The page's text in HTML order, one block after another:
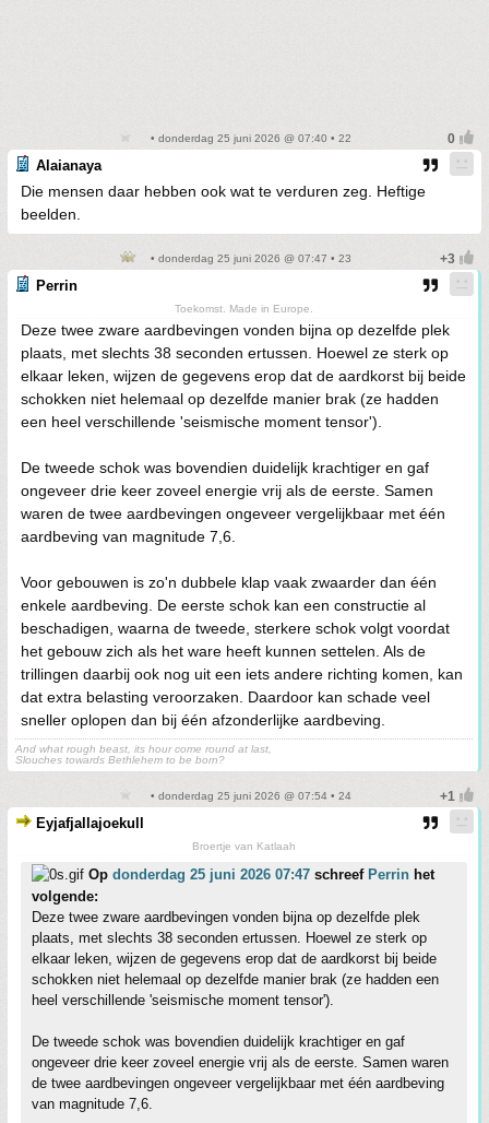
• donderdag 25 juni 2026 @ 07:40 • 22
Alaianaya
Die mensen daar hebben ook wat te verduren zeg. Heftige
beelden.
• donderdag 25 juni 2026 @ 07:47 • 23
Perrin
Toekomst. Made in Europe.
Deze twee zware aardbevingen vonden bijna op dezelfde plek
plaats, met slechts 38 seconden ertussen. Hoewel ze sterk op
elkaar leken, wijzen de gegevens erop dat de aardkorst bij beide
schokken niet helemaal op dezelfde manier brak (ze hadden
een heel verschillende 'seismische moment tensor').
De tweede schok was bovendien duidelijk krachtiger en gaf
ongeveer drie keer zoveel energie vrij als de eerste. Samen
waren de twee aardbevingen ongeveer vergelijkbaar met één
aardbeving van magnitude 7,6.
Voor gebouwen is zo'n dubbele klap vaak zwaarder dan één
enkele aardbeving. De eerste schok kan een constructie al
beschadigen, waarna de tweede, sterkere schok volgt voordat
het gebouw zich als het ware heeft kunnen settelen. Als de
trillingen daarbij ook nog uit een iets andere richting komen, kan
dat extra belasting veroorzaken. Daardoor kan schade veel
sneller oplopen dan bij één afzonderlijke aardbeving.
And what rough beast, its hour come round at last,
Slouches towards Bethlehem to be born?
• donderdag 25 juni 2026 @ 07:54 • 24
Eyjafjallajoekull
Broertje van Katlaah
Op donderdag 25 juni 2026 07:47 schreef Perrin het
volgende:
Deze twee zware aardbevingen vonden bijna op dezelfde plek
plaats, met slechts 38 seconden ertussen. Hoewel ze sterk op
elkaar leken, wijzen de gegevens erop dat de aardkorst bij beide
schokken niet helemaal op dezelfde manier brak (ze hadden een
heel verschillende 'seismische moment tensor').
De tweede schok was bovendien duidelijk krachtiger en gaf
ongeveer drie keer zoveel energie vrij als de eerste. Samen waren
de twee aardbevingen ongeveer vergelijkbaar met één aardbeving
van magnitude 7,6.